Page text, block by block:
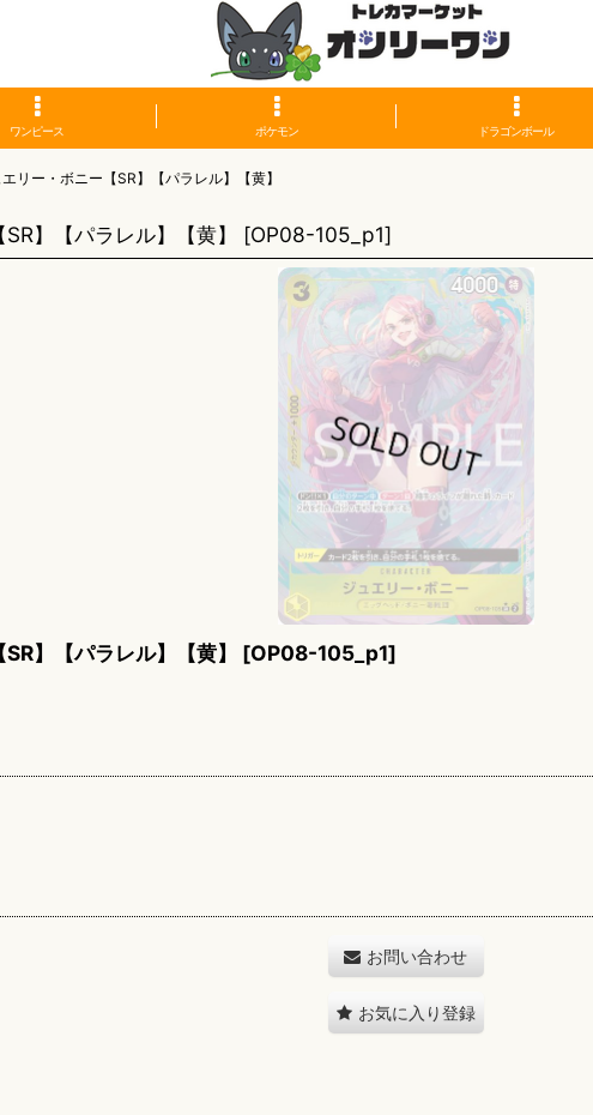
ワンピース ポケモン ドラゴンボール
エリー・ボニー【SR】【パラレル】【黄】
】【パラレル】【黄】 [OP08-105_p1]
】【パラレル】【黄】 [OP08-105_p1]
お問い合わせ
お気に入り登録